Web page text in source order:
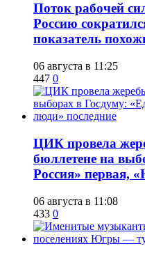
Поток рабочей
Россию
показатель
06 августа в 11:25
447 0
ЦИК провела
бюллетене на
Россия» первая,
06 августа в 11:08
433 0